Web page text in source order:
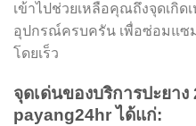
เข้าไปช่วยเหลือคุณถึงจุดเกิด
อุปกรณ์ครบครัน เพื่อซ่อมแซ
โดยเร็ว
จุดเด่นของบริการปะยาง
payang24hr ได้แก่: